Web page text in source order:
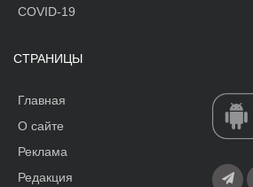
COVID-19
СТРАНИЦЫ
Главная
О сайте
Реклама
Редакция